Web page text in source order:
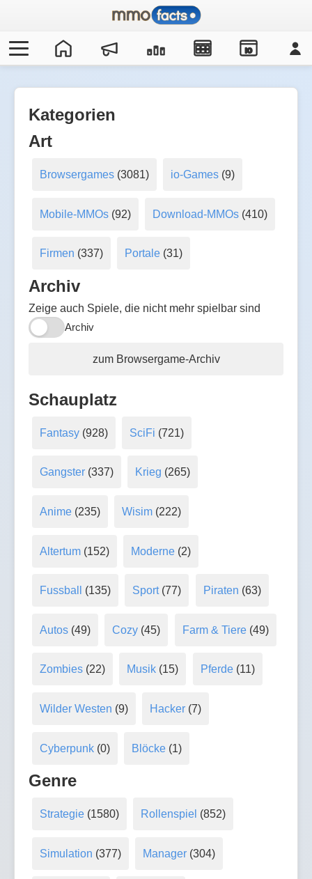
IO
Kategorien
Art
Browsergames(3081) io-Games (9)
Mobile-MMOs(92) Download-MMOs (410)
Firmen (337) Portale (31)
Archiv
Zeige auch Spiele, die nicht mehr spielbar sind
Archiv
zum Browsergame-Archiv
Schauplatz
Fantasy(928) SciFi (721)
Gangster(337) Krieg (265)
Anime(235) Wisim (222)
Altertum(152) Moderne (2)
Fussball (135) Sport(77) Piraten (63)
Autos(49) Cozy (45) Farm & Tiere(49)
Zombies(22) Musik (15) Pferde(11)
Wilder Westen (9) Hacker (7)
Cyberpunk(0) Blöcke (1)
Genre
Strategie(1580) Rollenspiel (852)
Simulation (377) Manager (304)